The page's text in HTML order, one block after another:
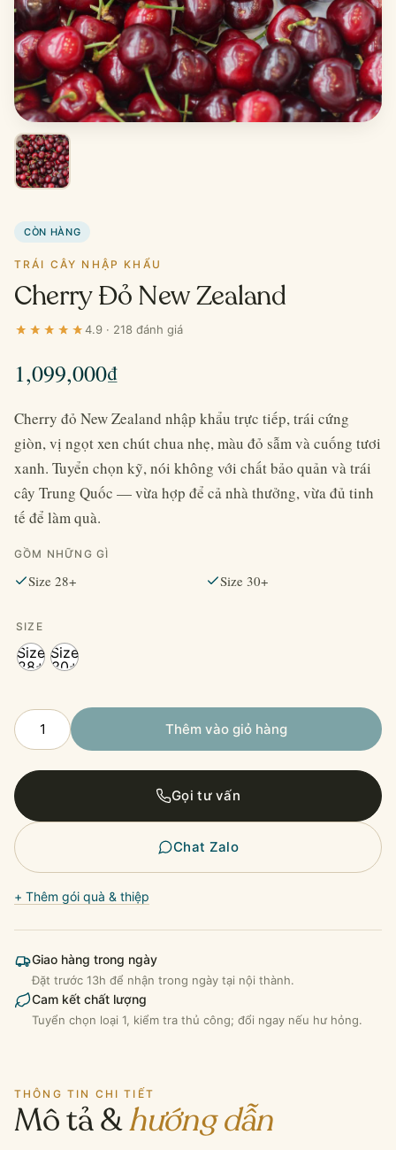
CÒN HÀNG
TRÁI CÂY NHẬP KHẨU
Cherry Đỏ New Zealand
4.9 · 218 đánh giá
1,099,000₫
Cherry đỏ New Zealand nhập khẩu trực tiếp, trái cứng
giòn, vị ngọt xen chút chua nhẹ, màu đỏ sẫm và cuống tươi
xanh. Tuyển chọn kỹ, nói không với chất bảo quản và trái
cây Trung Quốc — vừa hợp để cả nhà thưởng, vừa đủ tinh
tế để làm quà.
GỒM NHỮNG GÌ
Size 28+ Size 30+
SIZE
Size
28+
Size
30+
Cherry
Đỏ
Zealand
số
lượng
Thêm vào giỏ hàng
Gọi tư vấn
Chat Zalo
+ Thêm gói quà & thiệp
Giao hàng trong ngày
Đặt trước 13h để nhận trong ngày tại nội thành.
Cam kết chất lượng
Tuyển chọn loại 1, kiểm tra thủ công; đổi ngay nếu hư hỏng.
THÔNG TIN CHI TIẾT
Mô tả &hướng dẫn